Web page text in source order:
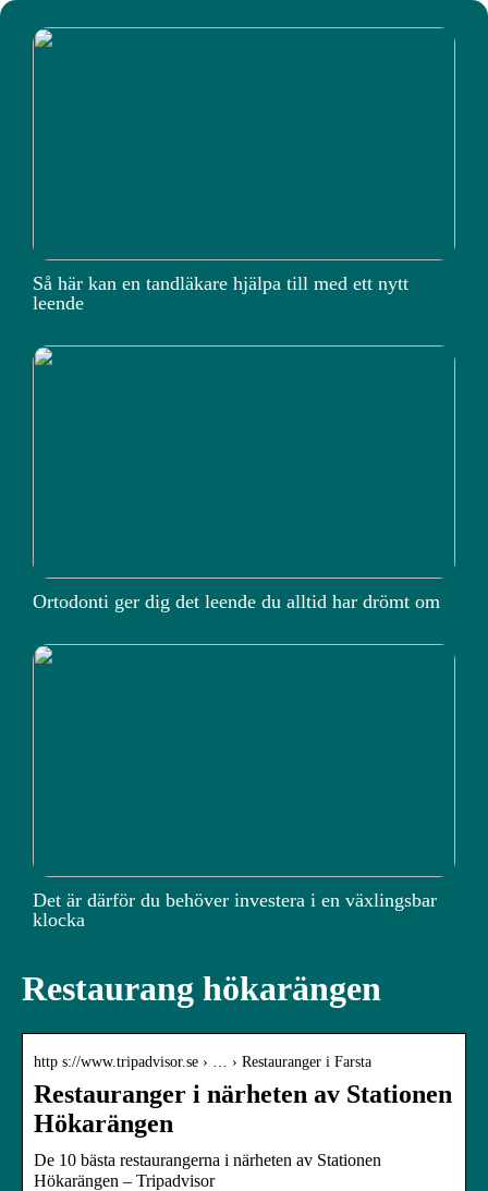
Så här kan en tandläkare hjälpa till med ett nytt
leende
Ortodonti ger dig det leende du alltid har drömt om
Det är därför du behöver investera i en växlingsbar
klocka
Restaurang hökarängen
http s://www.tripadvisor.se › … › Restauranger i Farsta
Restauranger i närheten av Stationen
Hökarängen
De 10 bästa restaurangerna i närheten av Stationen
Hökarängen – Tripadvisor